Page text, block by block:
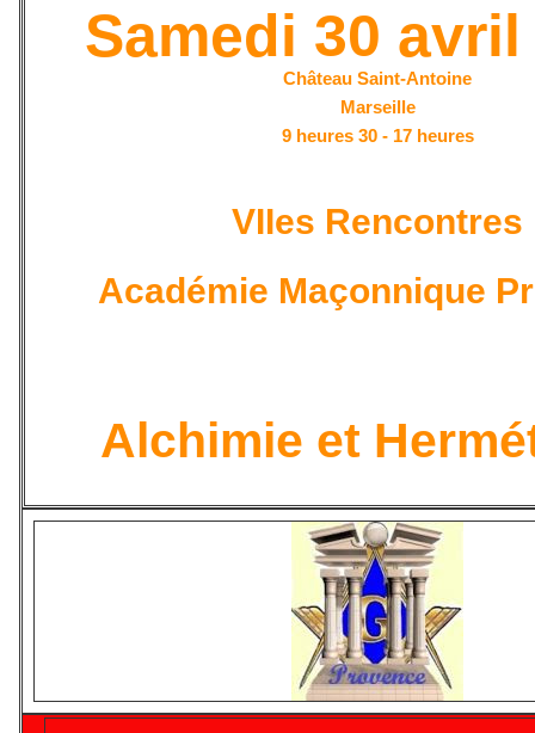
Samedi 30 avril
Château Saint-Antoine
Marseille
9 heures 30 - 17 heures
VIIes Rencontres
Académie Maçonnique
Alchimie et